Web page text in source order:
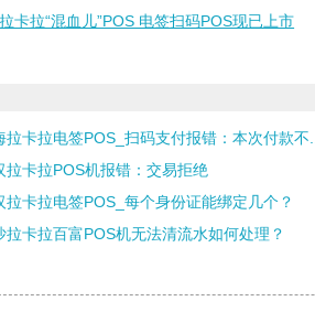
卡拉“混血儿”POS 电签扫码POS现已上市
拉卡拉电签POS_扫码支付报错：本次付款不...
拉卡拉POS机报错：交易拒绝
拉卡拉电签POS_每个身份证能绑定几个？
拉卡拉百富POS机无法清流水如何处理？